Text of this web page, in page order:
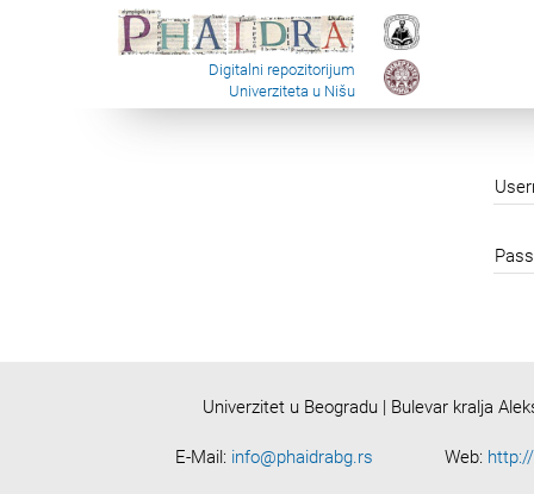
Digitalni repozitorijum
Univerziteta u Nišu
Univerzitet u Beogradu | Bulevar kralja
E-Mail: info@phaidrabg.rs Web: